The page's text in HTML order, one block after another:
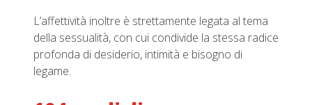
L’affettività inoltre è strettamente legata al tema
della sessualità, con cui condivide la stessa radice
profonda di desiderio, intimità e bisogno di
legame.